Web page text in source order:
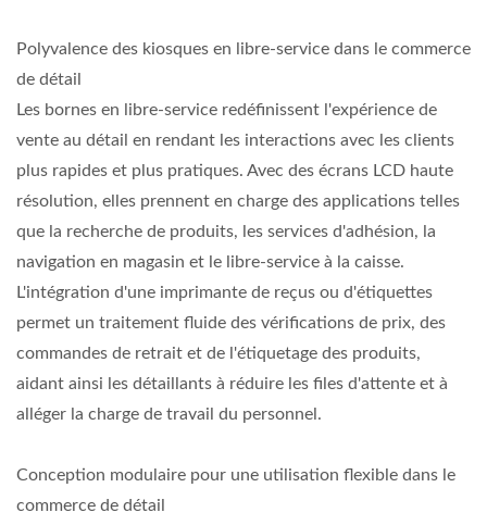
Polyvalence des kiosques en libre-service dans le commerce
de détail
Les bornes en libre-service redéfinissent l'expérience de
vente au détail en rendant les interactions avec les clients
plus rapides et plus pratiques. Avec des écrans LCD haute
résolution, elles prennent en charge des applications telles
que la recherche de produits, les services d'adhésion, la
navigation en magasin et le libre-service à la caisse.
L'intégration d'une imprimante de reçus ou d'étiquettes
permet un traitement fluide des vérifications de prix, des
commandes de retrait et de l'étiquetage des produits,
aidant ainsi les détaillants à réduire les files d'attente et à
alléger la charge de travail du personnel.
Conception modulaire pour une utilisation flexible dans le
commerce de détail